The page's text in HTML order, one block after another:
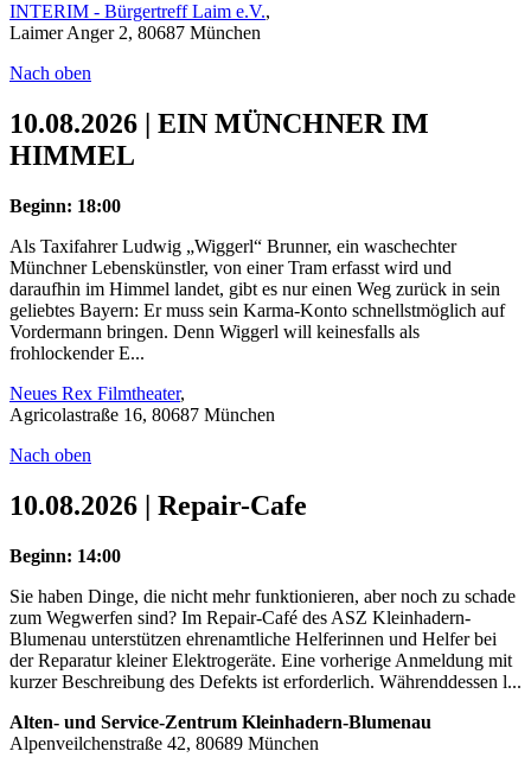
INTERIM - Bürgertreff Laim e.V.,
Laimer Anger 2, 80687 München
Nach oben
10.08.2026 | EIN MÜNCHNER IM
HIMMEL
Beginn: 18:00
Als Taxifahrer Ludwig „Wiggerl“ Brunner, ein waschechter
Münchner Lebenskünstler, von einer Tram erfasst wird und
daraufhin im Himmel landet, gibt es nur einen Weg zurück in sein
geliebtes Bayern: Er muss sein Karma-Konto schnellstmöglich auf
Vordermann bringen. Denn Wiggerl will keinesfalls als
frohlockender E...
Neues Rex Filmtheater,
Agricolastraße 16, 80687 München
Nach oben
10.08.2026 | Repair-Cafe
Beginn: 14:00
Sie haben Dinge, die nicht mehr funktionieren, aber noch zu schade
zum Wegwerfen sind? Im Repair-Café des ASZ Kleinhadern-
Blumenau unterstützen ehrenamtliche Helferinnen und Helfer bei
der Reparatur kleiner Elektrogeräte. Eine vorherige Anmeldung mit
kurzer Beschreibung des Defekts ist erforderlich. Währenddessen l...
Alten- und Service-Zentrum Kleinhadern-Blumenau
Alpenveilchenstraße 42, 80689 München